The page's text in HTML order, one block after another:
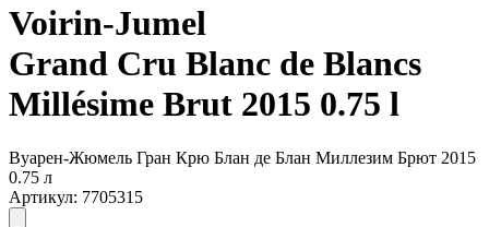
Voirin-Jumel
Grand Cru Blanc de Blancs
Millésime Brut 2015 0.75 l
Вуарен-Жюмель Гран Крю Блан де Блан Миллезим Брют 2015
0.75 л
Артикул: 7705315